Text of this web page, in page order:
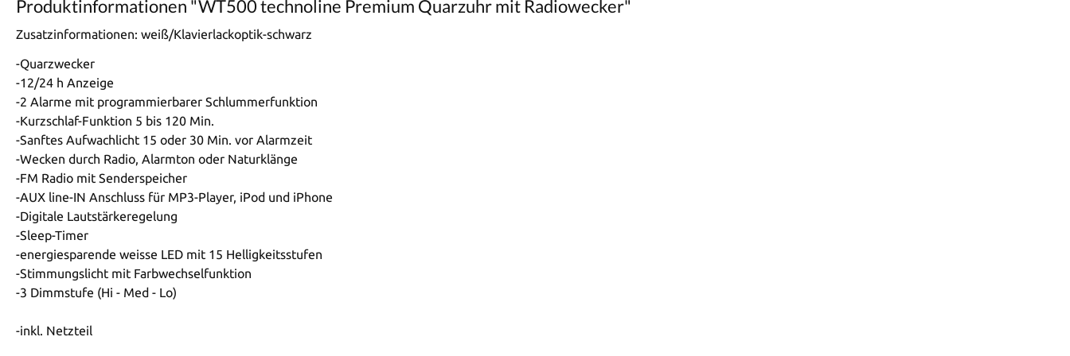
Produktinformationen "WT500 technoline Premium Quarzuhr mit Radiowecker"
Zusatzinformationen: weiß/Klavierlackoptik-schwarz
-Quarzwecker
-12/24 h Anzeige
-2 Alarme mit programmierbarer Schlummerfunktion
-Kurzschlaf-Funktion 5 bis 120 Min.
-Sanftes Aufwachlicht 15 oder 30 Min. vor Alarmzeit
-Wecken durch Radio, Alarmton oder Naturklänge
-FM Radio mit Senderspeicher
-AUX line-IN Anschluss für MP3-Player, iPod und iPhone
-Digitale Lautstärkeregelung
-Sleep-Timer
-energiesparende weisse LED mit 15 Helligkeitsstufen
-Stimmungslicht mit Farbwechselfunktion
-3 Dimmstufe (Hi - Med - Lo)
-inkl. Netzteil